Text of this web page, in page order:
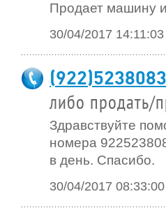
Продает машину
30/04/2017 14:11:03
(922)5238083
либо продать/
Здравствуйте
номера
в день. Спасибо.
30/04/2017 08:33:00